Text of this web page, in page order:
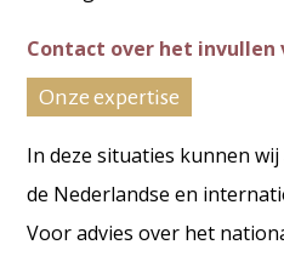
Contact over het invullen
Onze expertise
In deze situaties kunnen
de Nederlandse en
Voor advies over het